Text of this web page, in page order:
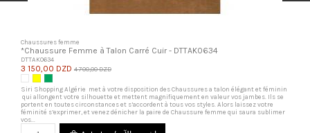
Chaussures femme
*Chaussure Femme à Talon Carré Cuir - DTTAK0634
DTTAK0634
3 150,00 DZD 4 700,00 DZD
BlancJauneVert Militaire
Siri Shopping Algérie met à votre disposition des Chaussures a talon élégant et féminin
qui allongent votre silhouette et mettent magnifiquement en valeur vos jambes. Ils se
portent en toutes circonstances et s’accordent à tous vos styles. Alors laissez votre
féminité s’exprimer, et venez dénicher la paire de Chaussure femme qui saura sublimer
vos...